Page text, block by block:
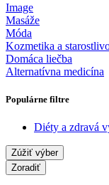
Image
Masáže
Móda
Kozmetika a
Domáca liečba
Alternatívna medicína
Populárne filtre
Diéty a zdravá
Zúžiť výber
Zoradiť